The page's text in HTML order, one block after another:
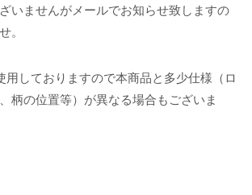
いませんがメールでお知らせ致しますの
。
用しておりますので本商品と多少仕様（ロ
柄の位置等）が異なる場合もございま